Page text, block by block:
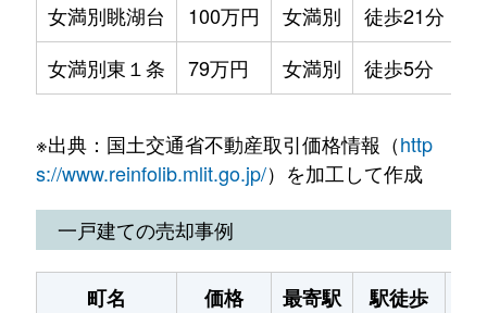
女満別眺湖台
100万円 女満別 徒歩21分
女満別東１条
79万円 女満別 徒歩5分
※出典：国土交通省不動産取引価格情報（http
s://www.reinfolib.mlit.go.jp/）を加工して作成
一戸建ての売却事例
町名 価格 最寄駅 駅徒歩